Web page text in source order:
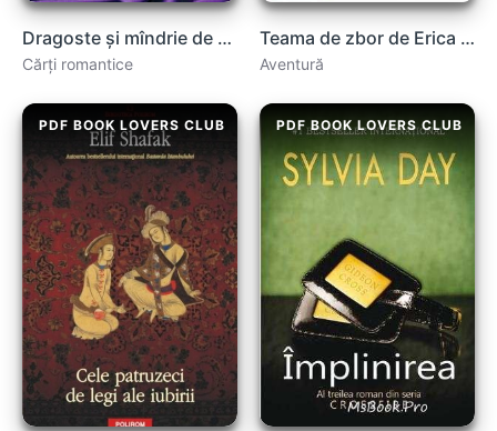
Dragoste și mîndrie de Lisa Kleypas carte .PDF
Cărți romantice
Teama de zbor de Erica Jong citește online gratis cărți
Aventură
PDF BOOK LOVERS CLUB PDF BOOK LOVERS CLUB